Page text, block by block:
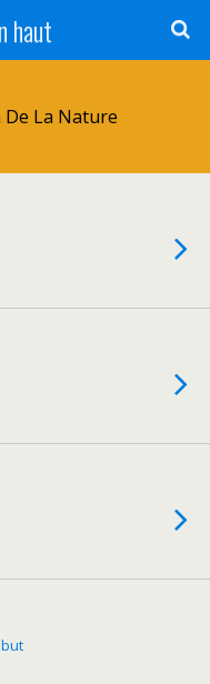
haut
La Nature